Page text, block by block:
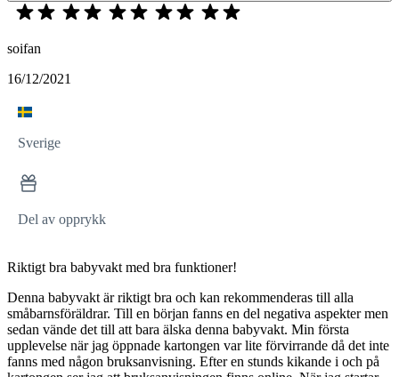
soifan
16/12/2021
Sverige
Del av opprykk
Riktigt bra babyvakt med bra funktioner!
Denna babyvakt är riktigt bra och kan rekommenderas till alla
småbarnsföräldrar. Till en början fanns en del negativa aspekter men
sedan vände det till att bara älska denna babyvakt. Min första
upplevelse när jag öppnade kartongen var lite förvirrande då det inte
fanns med någon bruksanvisning. Efter en stunds kikande i och på